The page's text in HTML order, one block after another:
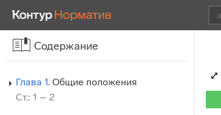
Содержание
Глава 1. Общие положения
Ст.: 1 – 2